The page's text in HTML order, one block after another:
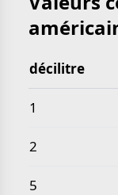
Valeurs
décilitre
1
2
5